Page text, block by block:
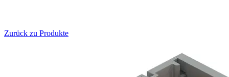
Zurück zu Produkte